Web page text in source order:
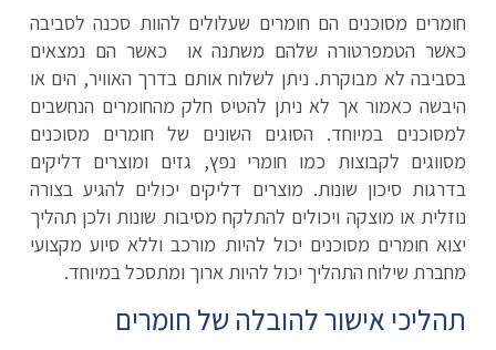
חומרים מסוכנים הם חומרים שעלולים להוות סכנה לסביבה
כאשר הטמפרטורה שלהם משתנה או כאשר הם נמצאים
בסביבה לא מבוקרת. ניתן לשלוח אותם בדרך האוויר, הים או
היבשה כאמור אך לא ניתן להטיס חלק מהחומרים הנחשבים
למסוכנים במיוחד. הסוגים השונים של חומרים מסוכנים
מסווגים לקבוצות כמו חומרי נפץ, גזים ומוצרים דליקים
בדרגות סיכון שונות. מוצרים דליקים יכולים להגיע בצורה
נוזלית או מוצקה ויכולים להתלקח מסיבות שונות ולכן תהליך
יצוא חומרים מסוכנים יכול להיות מורכב וללא סיוע מקצועי
מחברת שילוח התהליך יכול להיות ארוך ומתסכל במיוחד.
תהליכי אישור להובלה של חומרים